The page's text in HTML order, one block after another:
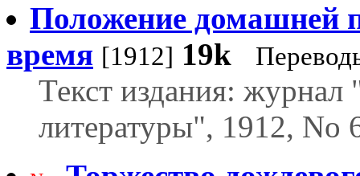
Положение домашней
время [1912] 19k
Текст издания:
литературы", 1912, No